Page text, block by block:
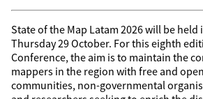
State of the Map Latam 2026 will be held
Thursday 29 October. For this eighth
Conference, the aim is to maintain the
mappers in the region with free and
communities, non-governmental